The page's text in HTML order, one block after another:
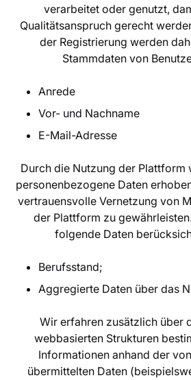
verarbeitet oder genutzt,
Qualitätsanspruch gerecht
der Registrierung werden
Stammdaten von
Anrede
Vor- und Nachname
E-Mail-Adresse
Durch die Nutzung der Plattform
personenbezogene Daten
vertrauensvolle Vernetzung von
der Plattform zu
folgende Daten
Berufsstand;
Aggregierte Daten über das
Wir erfahren zusätzlich über
webbasierten Strukturen
Informationen anhand der
übermittelten Daten